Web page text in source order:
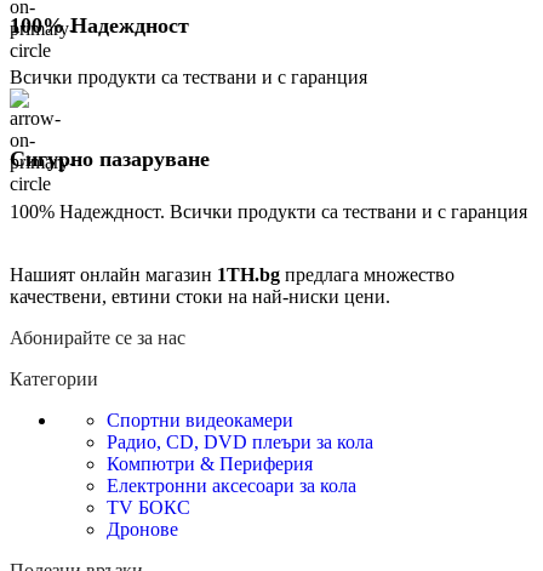
100% Надеждност
Всички продукти са тествани и с гаранция
Сигурно пазаруване
100% Надеждност. Всички продукти са тествани и с гаранция
Нашият онлайн магазин 1TH.bg предлага множество
качествени, евтини стоки на най-ниски цени.
Абонирайте се за нас
Категории
Спортни видеокамери
Радио, CD, DVD плеъри за кола
Компютри & Периферия
Електронни аксесоари за кола
TV БОКС
Дронове